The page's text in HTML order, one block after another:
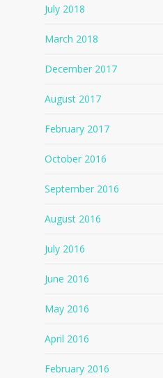
July 2018
March 2018
December 2017
August 2017
February 2017
October 2016
September 2016
August 2016
July 2016
June 2016
May 2016
April 2016
February 2016